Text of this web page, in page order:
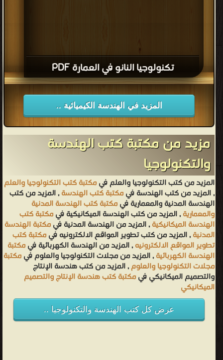
تكنولوجيا النانو في العمارة PDF
المزيد في الهندسة الكيميائية ..
مزيد من مكتبة كتب الهندسة
والتكنولوجيا
المزيد من كتب التكنولوجيا والعلم فيمكتبة كتب التكنولوجيا والعلم
, المزيد من كتب الهندسة فيمكتبة كتب الهندسة, المزيد من كتب
الهندسة المدنية والمعمارية فيمكتبة كتب الهندسة المدنية
والمعمارية, المزيد من كتب الهندسة الميكانيكية فيمكتبة كتب
الهندسة الميكانيكية, المزيد من الهندسة المدنية فيمكتبة الهندسة
المدنية, المزيد من كتب تطوير المواقع الالكترونيه فيمكتبة كتب
تطوير المواقع الالكترونيه, المزيد من الهندسة الكهربائية فيمكتبة
الهندسة الكهربائية, المزيد من مجلات التكنولوجيا والعلوم فيمكتبة
مجلات التكنولوجيا والعلوم, المزيد من كتب هندسة الإنتاج
والتصميم الميكانيكي فيمكتبة كتب هندسة الإنتاج والتصميم
الميكانيكي
عرض كل كتب الهندسة والتكنولوجيا ..